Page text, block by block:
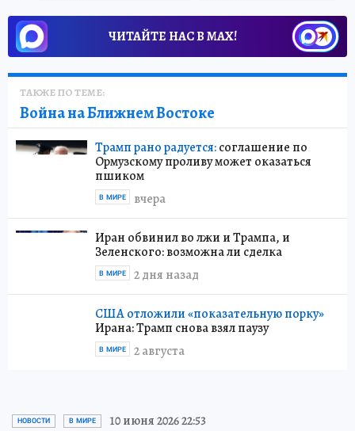
ЧИТАЙТЕ НАС В МАХ!
ТАКЖЕ ПО ТЕМЕ:
Война на Ближнем Востоке
Трамп рано радуется:соглашение по
Ормузскому проливу может оказаться
пшиком
вчера
В МИРЕ
Иран обвинил во лжи и Трампа, и
Зеленского: возможна ли сделка
2 дня назад
В МИРЕ
США отложили «показательную порку»
Ирана: Трамп снова взял паузу
2 августа
В МИРЕ
НОВОСТИ В МИРЕ 10 июня 2026 22:53